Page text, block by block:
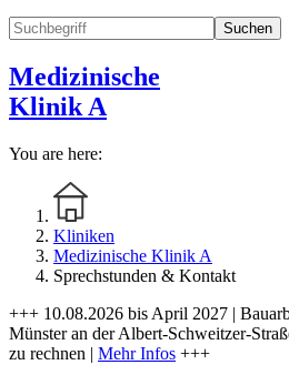
Suchen
Medizinische
Klinik A
You are here:
Kliniken
Medizinische Klinik A
Sprechstunden & Kontakt
+++ 10.08.2026 bis April 2027 |
Münster an der Albert-Schweitzer-
zu rechnen | Mehr Infos +++